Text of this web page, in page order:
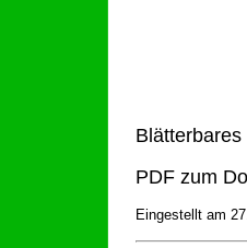
PDF zum
Eingestellt am